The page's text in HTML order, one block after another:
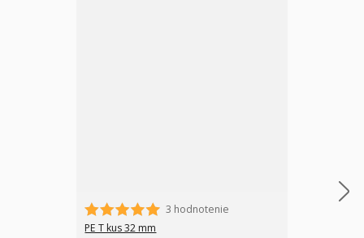
3 hodnotenie
PE T kus 32 mm